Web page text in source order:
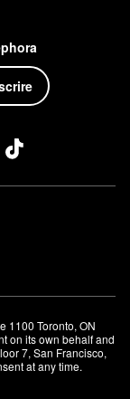
1100 Toronto, ON
on its own behalf and
7, San Francisco,
at any time.